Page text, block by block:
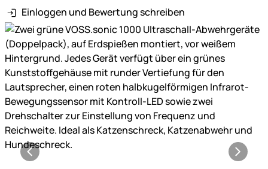
Einloggen und Bewertung schreiben
Produktgalerie